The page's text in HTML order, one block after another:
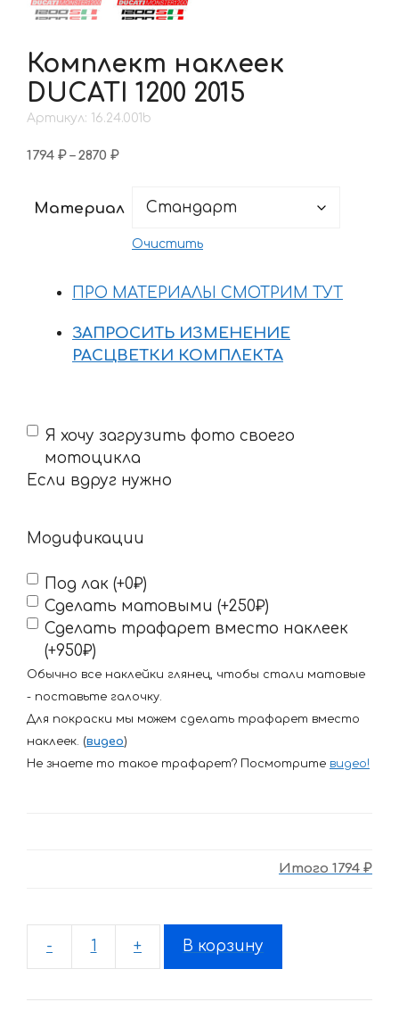
Комплект наклеек
DUCATI 1200 2015
Артикул: 16.24.001b
1794 ₽ – 2870 ₽Диапазон
–
Материал
Очистить
ПРО МАТЕРИАЛЫ СМОТРИМ ТУТ
ЗАПРОСИТЬ ИЗМЕНЕНИЕ
РАСЦВЕТКИ КОМПЛЕКТА
Если
вдруг
нужно
Я хочу загрузить фото своего
мотоцикла
Если вдруг нужно
Модификации
Под лак (+0₽)
Сделать матовыми (+250₽)
Сделать трафарет вместо наклеек
(+950₽)
Обычно все наклейки глянец, чтобы стали матовые
- поставьте галочку.
Для покраски мы можем сделать трафарет вместо
наклеек. (видео)
Не знаете то такое трафарет? Посмотрите видео!
Итого 1794 ₽
-
Количество
Комплект
+ В корзину